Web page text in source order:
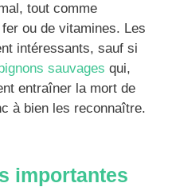
tout comme
ou de vitamines. Les
intéressants, sauf si
sauvages qui,
entraîner la mort de
à bien les reconnaître.
importantes